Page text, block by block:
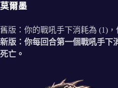
莫爾墨
舊版：你的戰吼手下消耗為 (1)
新版：你每回合第一個戰吼手下
死亡。